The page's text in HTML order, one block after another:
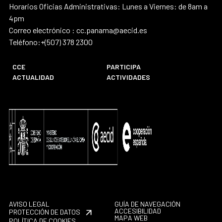
Horarios Oficias Administrativas: Lunes a Viernes: de 8am a
4pm
Correo electrónico : cc.panama@aecid.es
Teléfono:+(507) 378 2300
CCE
PARTICIPA
ACTUALIDAD
ACTIVIDADES
AVISO LEGAL
PROTECCIÓN DE DATOS
GUÍA DE NAVEGACIÓN
ACCESIBILIDAD
MAPA WEB